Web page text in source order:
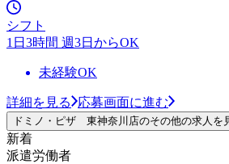
シフト
1日3時間 週3日からOK
未経験OK
詳細を見る 応募画面に進む
ドミノ・ピザ 東神奈川店のその他の求人を
新着
派遣労働者